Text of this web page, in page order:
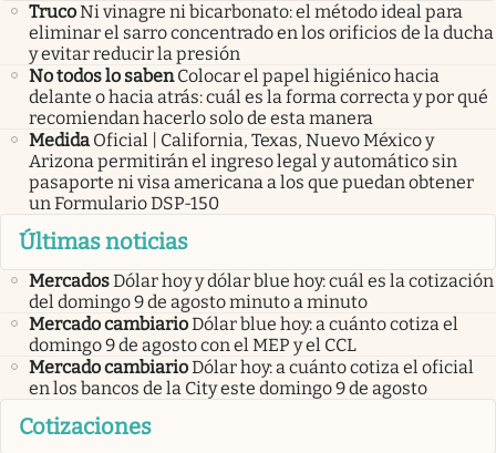
TrucoNi vinagre ni bicarbonato: el método ideal para
eliminar el sarro concentrado en los orificios de la ducha
y evitar reducir la presión
No todos lo saben Colocar el papel higiénico hacia
delante o hacia atrás: cuál es la forma correcta y por qué
recomiendan hacerlo solo de esta manera
Medida Oficial | California, Texas, Nuevo México y
Arizona permitirán el ingreso legal y automático sin
pasaporte ni visa americana a los que puedan obtener
un Formulario DSP-150
Últimas noticias
MercadosDólar hoy y dólar blue hoy: cuál es la cotización
del domingo 9 de agosto minuto a minuto
Mercado cambiarioDólar blue hoy: a cuánto cotiza el
domingo 9 de agosto con el MEP y el CCL
Mercado cambiarioDólar hoy: a cuánto cotiza el oficial
en los bancos de la City este domingo 9 de agosto
Cotizaciones